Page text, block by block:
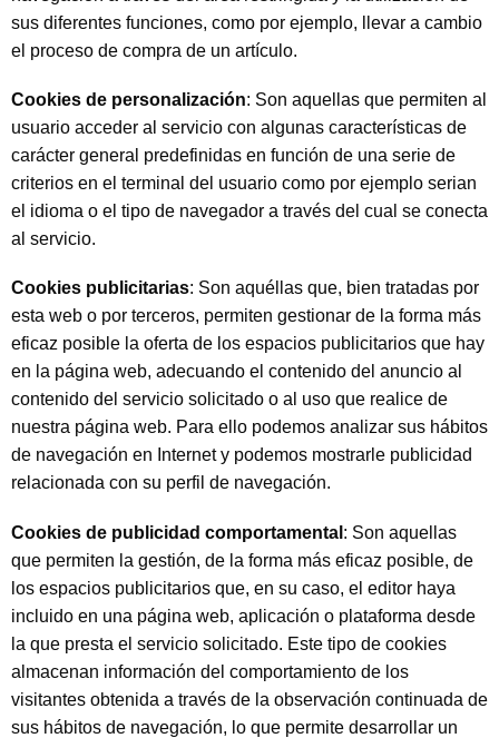
sus diferentes funciones, como por ejemplo, llevar a cambio
el proceso de compra de un artículo.
Cookies de personalización: Son aquellas que permiten al
usuario acceder al servicio con algunas características de
carácter general predefinidas en función de una serie de
criterios en el terminal del usuario como por ejemplo serian
el idioma o el tipo de navegador a través del cual se conecta
al servicio.
Cookies publicitarias: Son aquéllas que, bien tratadas por
esta web o por terceros, permiten gestionar de la forma más
eficaz posible la oferta de los espacios publicitarios que hay
en la página web, adecuando el contenido del anuncio al
contenido del servicio solicitado o al uso que realice de
nuestra página web. Para ello podemos analizar sus hábitos
de navegación en Internet y podemos mostrarle publicidad
relacionada con su perfil de navegación.
Cookies de publicidad comportamental : Son aquellas
que permiten la gestión, de la forma más eficaz posible, de
los espacios publicitarios que, en su caso, el editor haya
incluido en una página web, aplicación o plataforma desde
la que presta el servicio solicitado. Este tipo de cookies
almacenan información del comportamiento de los
visitantes obtenida a través de la observación continuada de
sus hábitos de navegación, lo que permite desarrollar un